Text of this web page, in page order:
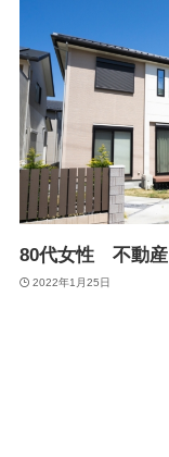
80代女性 不動産
2022年1月25日